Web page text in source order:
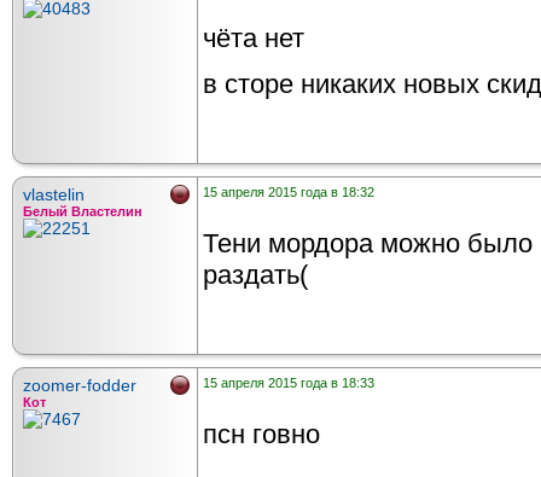
чёта нет
в сторе никаких новых
vlastelin
Белый Властелин
15 апреля 2015 года в 18:32
Тени мордора можно было
раздать(
zoomer-fodder
Кот
15 апреля 2015 года в 18:33
псн говно